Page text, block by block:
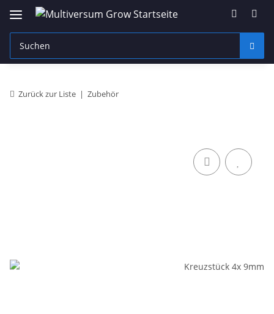
Zurück zur Liste Zubehör